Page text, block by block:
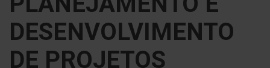
DESENVOLVIMENTO
DE PROJETOS